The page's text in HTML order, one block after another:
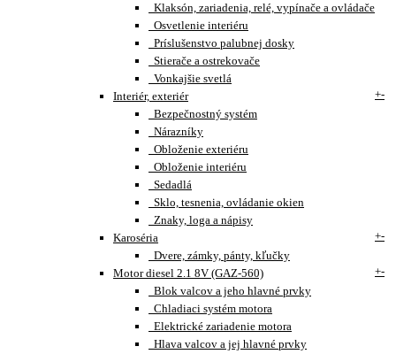
Klaksón, zariadenia, relé, vypínače a ovládače
Osvetlenie interiéru
Príslušenstvo palubnej dosky
Stierače a ostrekovače
Vonkajšie svetlá
Interiér, exteriér
+-
Bezpečnostný systém
Nárazníky
Obloženie exteriéru
Obloženie interiéru
Sedadlá
Sklo, tesnenia, ovládanie okien
Znaky, loga a nápisy
Karoséria
+-
Dvere, zámky, pánty, kľučky
Motor diesel 2.1 8V (GAZ-560)
+-
Blok valcov a jeho hlavné prvky
Chladiaci systém motora
Elektrické zariadenie motora
Hlava valcov a jej hlavné prvky